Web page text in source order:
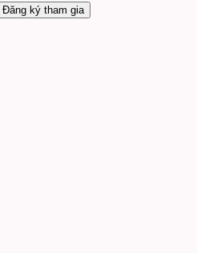
Đăng ký tham gia